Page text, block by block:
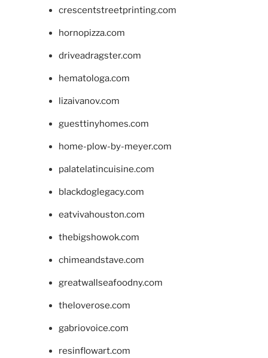
crescentstreetprinting.com
hornopizza.com
driveadragster.com
hematologa.com
lizaivanov.com
guesttinyhomes.com
home-plow-by-meyer.com
palatelatincuisine.com
blackdoglegacy.com
eatvivahouston.com
thebigshowok.com
chimeandstave.com
greatwallseafoodny.com
theloverose.com
gabriovoice.com
resinflowart.com